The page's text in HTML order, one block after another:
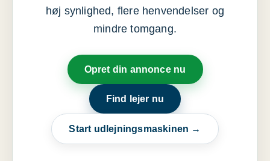
høj synlighed, flere henvendelser og
mindre tomgang.
Opret din annonce nu
Find lejer nu
Start udlejningsmaskinen →